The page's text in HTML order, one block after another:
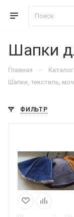
Шапки
Главная — Каталог
Шапки, текстиль,
ФИЛЬТР